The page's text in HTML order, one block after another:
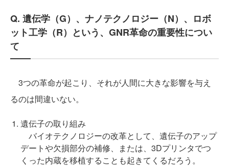
Q. 遺伝学（G）、ナノテクノロジー（N）、ロボ
ット工学（R）という、GNR革命の重要性につい
て
3つの革命が起こり、それが人間に大きな影響を与え
るのは間違いない。
遺伝子の取り組み
バイオテクノロジーの改革として、遺伝子のアップ
デートや欠損部分の補修、または、3Dプリンタでつ
くった内蔵を移植することも起きてくるだろう。